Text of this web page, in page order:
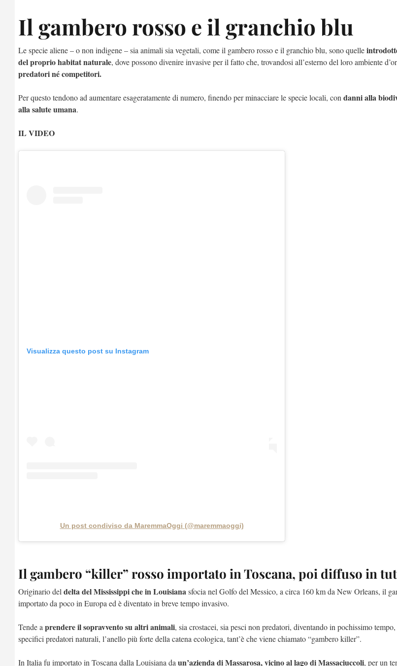
Il gambero rosso e il granchio blu
Le specie aliene – o non indigene – sia animali sia vegetali, come il gambero rosso e il granchio blu, sono quelle
del proprio habitat naturale, dove possono divenire invasive per il fatto che, trovandosi all’esterno del loro ambiente
predatori né competitori.
Per questo tendono ad aumentare esageratamente di numero, finendo per minacciare le specie locali, con danni alla
alla salute umana.
IL VIDEO
Visualizza questo post su Instagram
Un post condiviso da MaremmaOggi (@maremmaoggi)
Il gambero “killer” rosso importato in Toscana, poi diffuso in
Originario del delta del Mississippi che in Louisianasfocia nel Golfo del Messico, a circa 160 km da New Orleans, il
importato da poco in Europa ed è diventato in breve tempo invasivo.
Tende a prendere il sopravvento su altri animali, sia crostacei, sia pesci non predatori, diventando in pochissimo tempo,
specifici predatori naturali, l’anello più forte della catena ecologica, tant’è che viene chiamato “gambero killer”.
In Italia fu importato in Toscana dalla Louisiana da un’azienda di Massarosa, vicino al lago di Massaciuccoli, per un